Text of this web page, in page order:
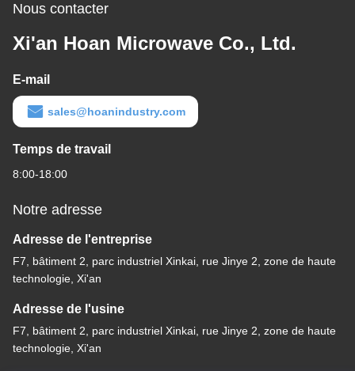
Nous contacter
Xi'an Hoan Microwave Co., Ltd.
E-mail
sales@hoanindustry.com
Temps de travail
8:00-18:00
Notre adresse
Adresse de l'entreprise
F7, bâtiment 2, parc industriel Xinkai, rue Jinye 2, zone de haute
technologie, Xi'an
Adresse de l'usine
F7, bâtiment 2, parc industriel Xinkai, rue Jinye 2, zone de haute
technologie, Xi'an